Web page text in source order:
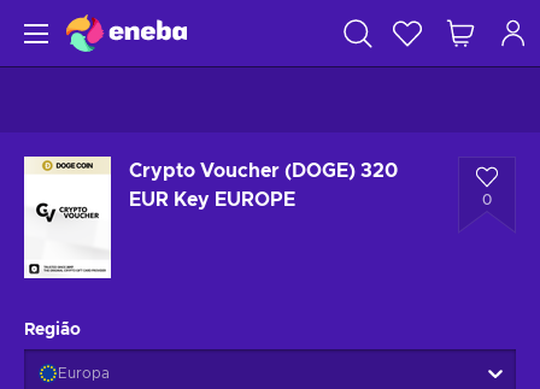
Crypto Voucher (DOGE) 320
EUR Key EUROPE
0
Região
Europa